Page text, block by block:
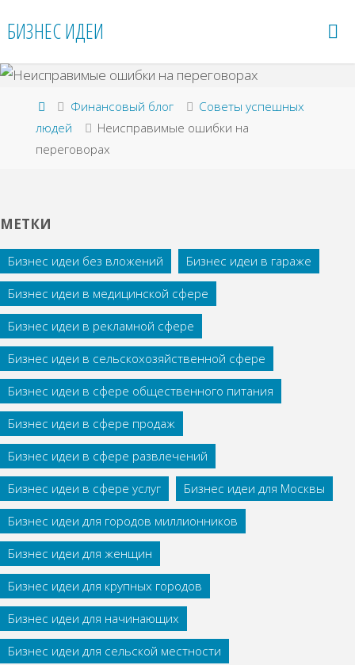
БИЗНЕС ИДЕИ
Главная
Финансовый блог
Советы успешных
людей
Неисправимые ошибки на
переговорах
МЕТКИ
Бизнес идеи без вложений
Бизнес идеи в гараже
Бизнес идеи в медицинской сфере
Бизнес идеи в рекламной сфере
Бизнес идеи в сельскохозяйственной сфере
Бизнес идеи в сфере общественного питания
Бизнес идеи в сфере продаж
Бизнес идеи в сфере развлечений
Бизнес идеи в сфере услуг
Бизнес идеи для Москвы
Бизнес идеи для городов миллионников
Бизнес идеи для женщин
Бизнес идеи для крупных городов
Бизнес идеи для начинающих
Бизнес идеи для сельской местности